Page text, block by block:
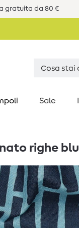
gratuita da 80 €
Sale
righe blu